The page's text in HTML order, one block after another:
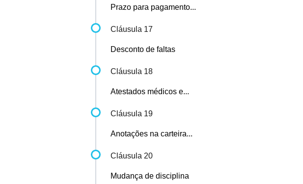
Prazo para pagamento...
Cláusula 17
Desconto de faltas
Cláusula 18
Atestados médicos e...
Cláusula 19
Anotações na carteira...
Cláusula 20
Mudança de disciplina